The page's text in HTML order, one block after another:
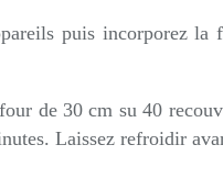
puis incorporez la
de 30 cm su 40
Laissez refroidir